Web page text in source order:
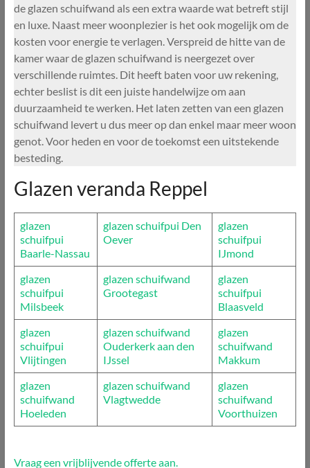
de glazen schuifwand als een extra waarde wat betreft stijl
en luxe. Naast meer woonplezier is het ook mogelijk om de
kosten voor energie te verlagen. Verspreid de hitte van de
kamer waar de glazen schuifwand is neergezet over
verschillende ruimtes. Dit heeft baten voor uw rekening,
echter beslist is dit een juiste handelwijze om aan
duurzaamheid te werken. Het laten zetten van een glazen
schuifwand levert u dus meer op dan enkel maar meer woon
genot. Voor heden en voor de toekomst een uitstekende
besteding.
Glazen veranda Reppel
glazen
schuifpui
Baarle-Nassau
glazen schuifpui Den
Oever
glazen
schuifpui
IJmond
glazen
schuifpui
Milsbeek
glazen schuifwand
Grootegast
glazen
schuifpui
Blaasveld
glazen
schuifpui
Vlijtingen
glazen schuifwand
Ouderkerk aan den
IJssel
glazen
schuifwand
Makkum
glazen
schuifwand
Hoeleden
glazen schuifwand
Vlagtwedde
glazen
schuifwand
Voorthuizen
Vraag een vrijblijvende offerte aan.